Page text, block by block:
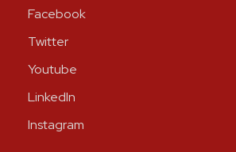
Facebook
Twitter
Youtube
LinkedIn
Instagram